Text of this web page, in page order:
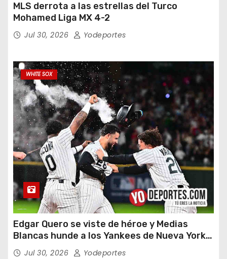
MLS derrota a las estrellas del Turco
Mohamed Liga MX 4-2
Jul 30, 2026 Yodeportes
WHITE SOX
Edgar Quero se viste de héroe y Medias
Blancas hunde a los Yankees de Nueva York
en doce entradas
Jul 30, 2026 Yodeportes